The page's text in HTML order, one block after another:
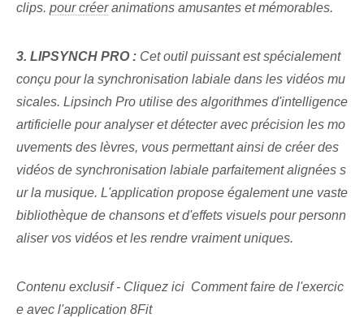
clips. pour créeranimations amusantes et mémorables.
3. LIPSYNCH PRO : Cet outil puissant est spécialement
conçu pour la synchronisation labiale dans les vidéos mu
sicales. Lipsinch Pro utilise des algorithmes d'intelligence
artificielle pour analyser et détecter avec précision les mo
uvements des lèvres, vous permettant ainsi de créer des
vidéos de synchronisation labiale parfaitement alignées s
ur la musique. L'application propose également une vaste
bibliothèque de chansons et d'effets visuels pour personn
aliser vos vidéos et les rendre vraiment uniques.
Contenu exclusif - Cliquez ici Comment faire de l'exercic
e avec l'application 8Fit